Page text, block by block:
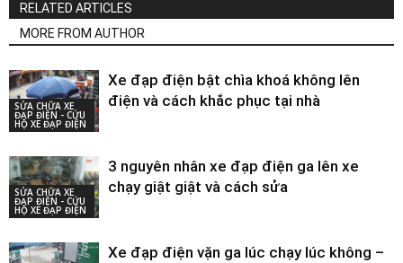
RELATED ARTICLES
MORE FROM AUTHOR
SỬA CHỮA XE
ĐẠP ĐIỆN - CỨU
HỘ XE ĐẠP ĐIỆN
Xe đạp điện bật chìa khoá không lên
điện và cách khắc phục tại nhà
SỬA CHỮA XE
ĐẠP ĐIỆN - CỨU
HỘ XE ĐẠP ĐIỆN
3 nguyên nhân xe đạp điện ga lên xe
chạy giật giật và cách sửa
Xe đạp điện vặn ga lúc chạy lúc không –